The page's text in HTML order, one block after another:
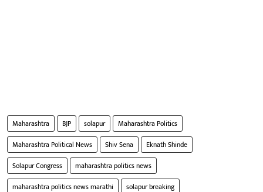
Maharashtra BJP solapur
Maharashtra Politics
Maharashtra Political News
Shiv Sena
Eknath Shinde
Solapur Congress
maharashtra politics news
maharashtra politics news marathi
solapur breaking